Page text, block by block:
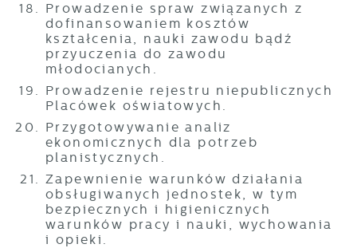
Prowadzenie spraw związanych z
dofinansowaniem kosztów
kształcenia, nauki zawodu bądź
przyuczenia do zawodu
młodocianych.
Prowadzenie rejestru niepublicznych
Placówek oświatowych.
Przygotowywanie analiz
ekonomicznych dla potrzeb
planistycznych.
Zapewnienie warunków działania
obsługiwanych jednostek, w tym
bezpiecznych i higienicznych
warunków pracy i nauki, wychowania
i opieki.